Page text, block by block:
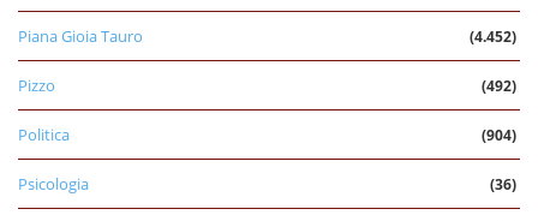
Piana Gioia Tauro (4.452)
Pizzo (492)
Politica (904)
Psicologia (36)